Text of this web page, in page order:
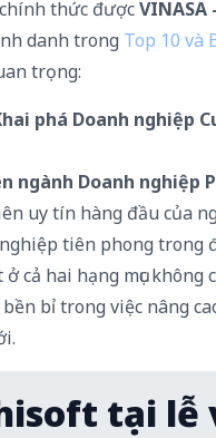
thức đượcVINASA
danh trong Top 10 và
trọng:
phá Doanh nghiệp
ngành Doanh nghiệp
uy tín hàng đầu của
tiên phong trong
cả hai hạng mục
bỉ trong việc nâng
tại lễ